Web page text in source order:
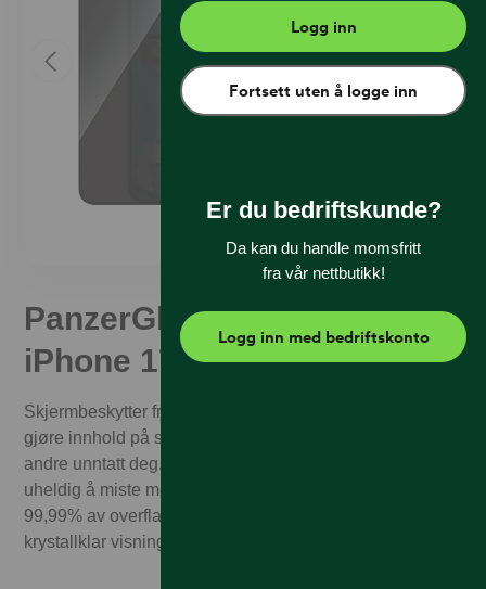
PanzerGlass Privacy Apple
iPhone 17e/16e/14/13/13 Pro
Skjermbeskytter fra PanzerGlass™ er designet for å
gjøre innhold på skjermen praktisk talt usynlig for alle
andre unntatt deg. God beskyttelse om du skulle være
uheldig å miste mobilen i bakken og dreper opptil
99,99% av overflatebakterier. Enkel å sette på og gir
krystallklar visning av skjermen din.
Logg inn
Fortsett uten å logge inn
Er du bedriftskunde?
Da kan du handle momsfritt
fra vår nettbutikk!
Logg inn med bedriftskonto